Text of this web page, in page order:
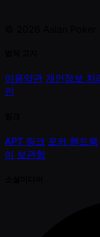
이용약관 개인정보 처
인
APT 링크 포커 핸드북
이 보관함